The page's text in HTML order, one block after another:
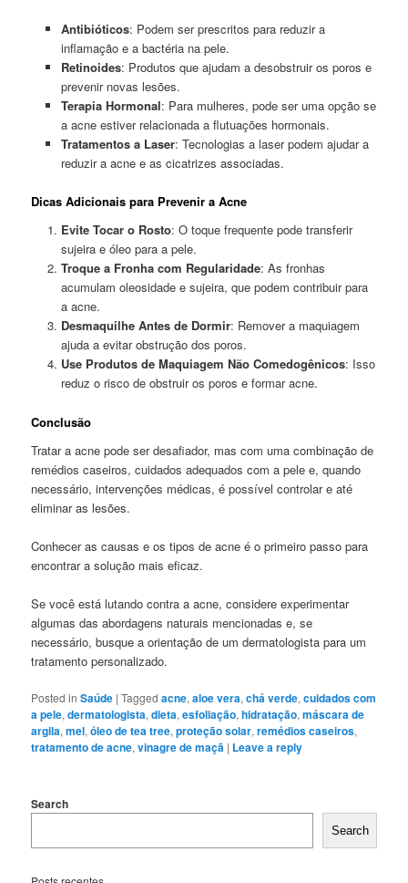
Antibióticos: Podem ser prescritos para reduzir a
inflamação e a bactéria na pele.
Retinoides: Produtos que ajudam a desobstruir os poros e
prevenir novas lesões.
Terapia Hormonal: Para mulheres, pode ser uma opção se
a acne estiver relacionada a flutuações hormonais.
Tratamentos a Laser: Tecnologias a laser podem ajudar a
reduzir a acne e as cicatrizes associadas.
Dicas Adicionais para Prevenir a Acne
Evite Tocar o Rosto: O toque frequente pode transferir
sujeira e óleo para a pele.
Troque a Fronha com Regularidade: As fronhas
acumulam oleosidade e sujeira, que podem contribuir para
a acne.
Desmaquilhe Antes de Dormir: Remover a maquiagem
ajuda a evitar obstrução dos poros.
Use Produtos de Maquiagem Não Comedogênicos: Isso
reduz o risco de obstruir os poros e formar acne.
Conclusão
Tratar a acne pode ser desafiador, mas com uma combinação de
remédios caseiros, cuidados adequados com a pele e, quando
necessário, intervenções médicas, é possível controlar e até
eliminar as lesões.
Conhecer as causas e os tipos de acne é o primeiro passo para
encontrar a solução mais eficaz.
Se você está lutando contra a acne, considere experimentar
algumas das abordagens naturais mencionadas e, se
necessário, busque a orientação de um dermatologista para um
tratamento personalizado.
Posted in Saúde |Tagged acne,aloe vera,chá verde,cuidados com
a pele,dermatologista,dieta,esfoliação,hidratação,máscara de
argila,mel,óleo de tea tree,proteção solar,remédios caseiros,
tratamento de acne,vinagre de maçã | Leave a reply
Search
Search